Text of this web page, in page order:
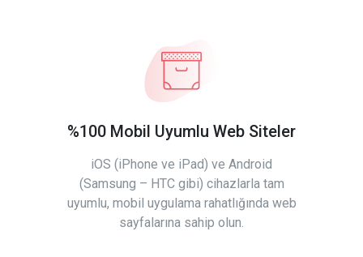
%100 Mobil Uyumlu Web Siteler
iOS (iPhone ve iPad) ve Android
(Samsung – HTC gibi) cihazlarla tam
uyumlu, mobil uygulama rahatlığında web
sayfalarına sahip olun.